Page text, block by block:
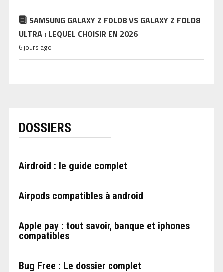
SAMSUNG GALAXY Z FOLD8 VS GALAXY Z FOLD8
ULTRA : LEQUEL CHOISIR EN 2026
6 jours ago
DOSSIERS
Airdroid : le guide complet
Airpods compatibles à android
Apple pay : tout savoir, banque et iphones
compatibles
Bug Free : Le dossier complet